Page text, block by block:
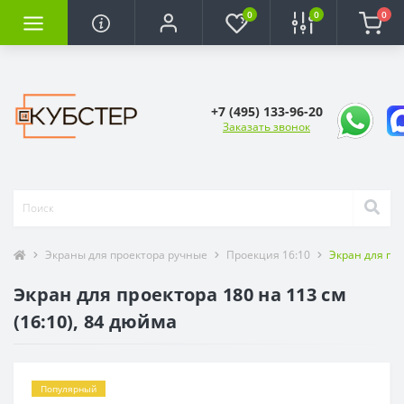
0 0 0
+7 (495) 133-96-20
Заказать звонок
Экраны для проектора ручные Проекция 16:10 Экран для
Экран для проектора 180 на 113 см
(16:10), 84 дюйма
Популярный